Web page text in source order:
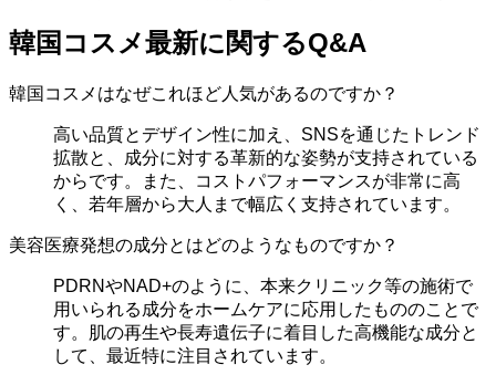
韓国コスメ最新に関するQ&A
韓国コスメはなぜこれほど人気があるのですか？
高い品質とデザイン性に加え、SNSを通じたトレンド
拡散と、成分に対する革新的な姿勢が支持されている
からです。また、コストパフォーマンスが非常に高
く、若年層から大人まで幅広く支持されています。
美容医療発想の成分とはどのようなものですか？
PDRNやNAD+のように、本来クリニック等の施術で
用いられる成分をホームケアに応用したもののことで
す。肌の再生や長寿遺伝子に着目した高機能な成分と
して、最近特に注目されています。